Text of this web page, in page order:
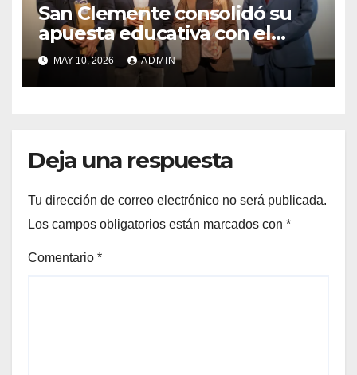
San Clemente consolidó su
apuesta educativa con el
lanzamiento del
Preuniversitario Brotes 2026
MAY 10, 2026 ADMIN
Deja una respuesta
Tu dirección de correo electrónico no será publicada.
Los campos obligatorios están marcados con *
Comentario *